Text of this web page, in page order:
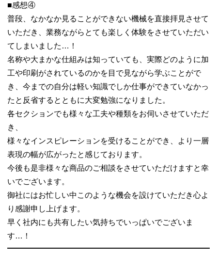
■感想④
普段、なかなか見ることができない機械を直接拝見させて
いただき、業務ながらとても楽しく体験をさせていただい
てしまいました…！
名称や大まかな仕組みは知っていても、実際どのように加
工や印刷がされているのかを目で見ながら学ぶことがで
き、今までの自分は軽い知識でしか仕事ができていなかっ
たと反省するとともに大変勉強になりました。
各セクションでも様々な工夫や種類をお伺いさせていただ
き、
様々なインスピレーションを受けることができ、より一層
表現の幅が広がったと感じております。
今後も是非様々な商品のご相談をさせていただけますと幸
いでございます。
御社にはお忙しい中このような機会を設けていただき心よ
り感謝申し上げます。
早く社内にも共有したい気持ちでいっぱいでございま
す…！